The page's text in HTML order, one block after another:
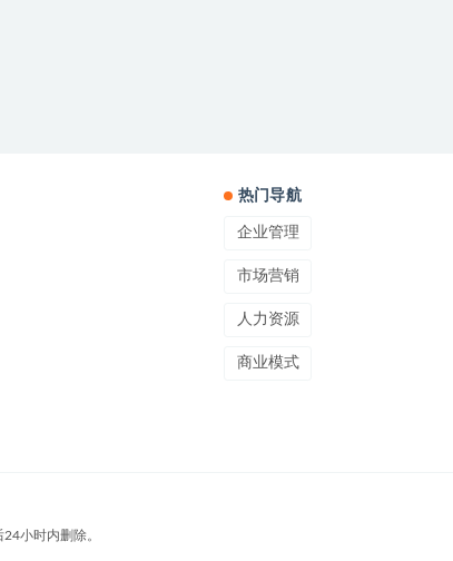
热门导航
企业管理
市场营销
人力资源
商业模式
小时内删除。